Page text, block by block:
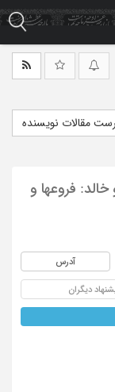
مقالات نویسنده
خالد: فروعها و
آدرس
دیگران